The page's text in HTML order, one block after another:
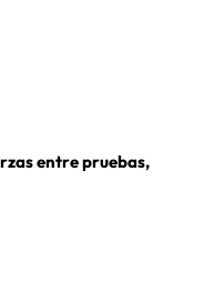
entre pruebas,